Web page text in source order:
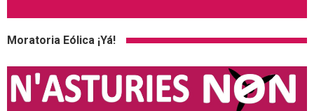
Moratoria Eólica ¡Yá!